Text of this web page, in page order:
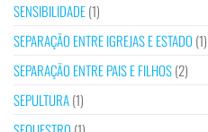
SENSIBILIDADE(1)
SEPARAÇÃO ENTRE IGREJAS E ESTADO (1)
SEPARAÇÃO ENTRE PAIS E FILHOS(2)
SEPULTURA(1)